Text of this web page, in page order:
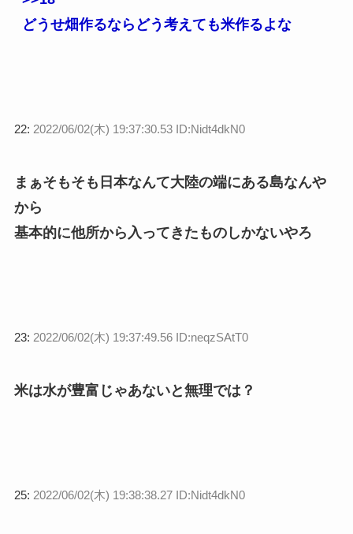
どうせ畑作るならどう考えても米作るよな
22: 2022/06/02(木) 19:37:30.53 ID:Nidt4dkN0
まぁそもそも日本なんて大陸の端にある島なんや
から
基本的に他所から入ってきたものしかないやろ
23: 2022/06/02(木) 19:37:49.56 ID:neqzSAtT0
米は水が豊富じゃあないと無理では？
25: 2022/06/02(木) 19:38:38.27 ID:Nidt4dkN0